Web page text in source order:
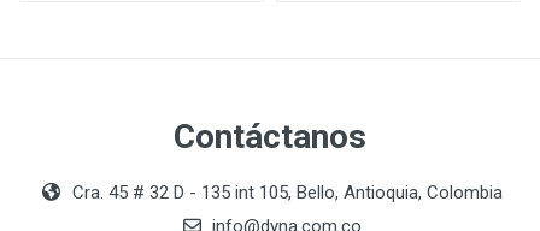
Contáctanos
Cra. 45 # 32 D - 135 int 105, Bello, Antioquia, Colombia
info@dyna.com.co